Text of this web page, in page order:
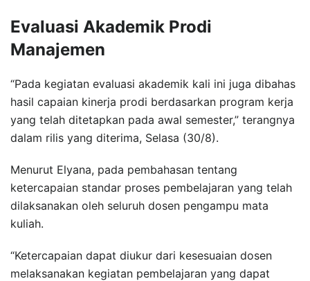
Evaluasi Akademik Prodi
Manajemen
“Pada kegiatan evaluasi akademik kali ini juga dibahas
hasil capaian kinerja prodi berdasarkan program kerja
yang telah ditetapkan pada awal semester,” terangnya
dalam rilis yang diterima, Selasa (30/8).
Menurut Elyana, pada pembahasan tentang
ketercapaian standar proses pembelajaran yang telah
dilaksanakan oleh seluruh dosen pengampu mata
kuliah.
“Ketercapaian dapat diukur dari kesesuaian dosen
melaksanakan kegiatan pembelajaran yang dapat